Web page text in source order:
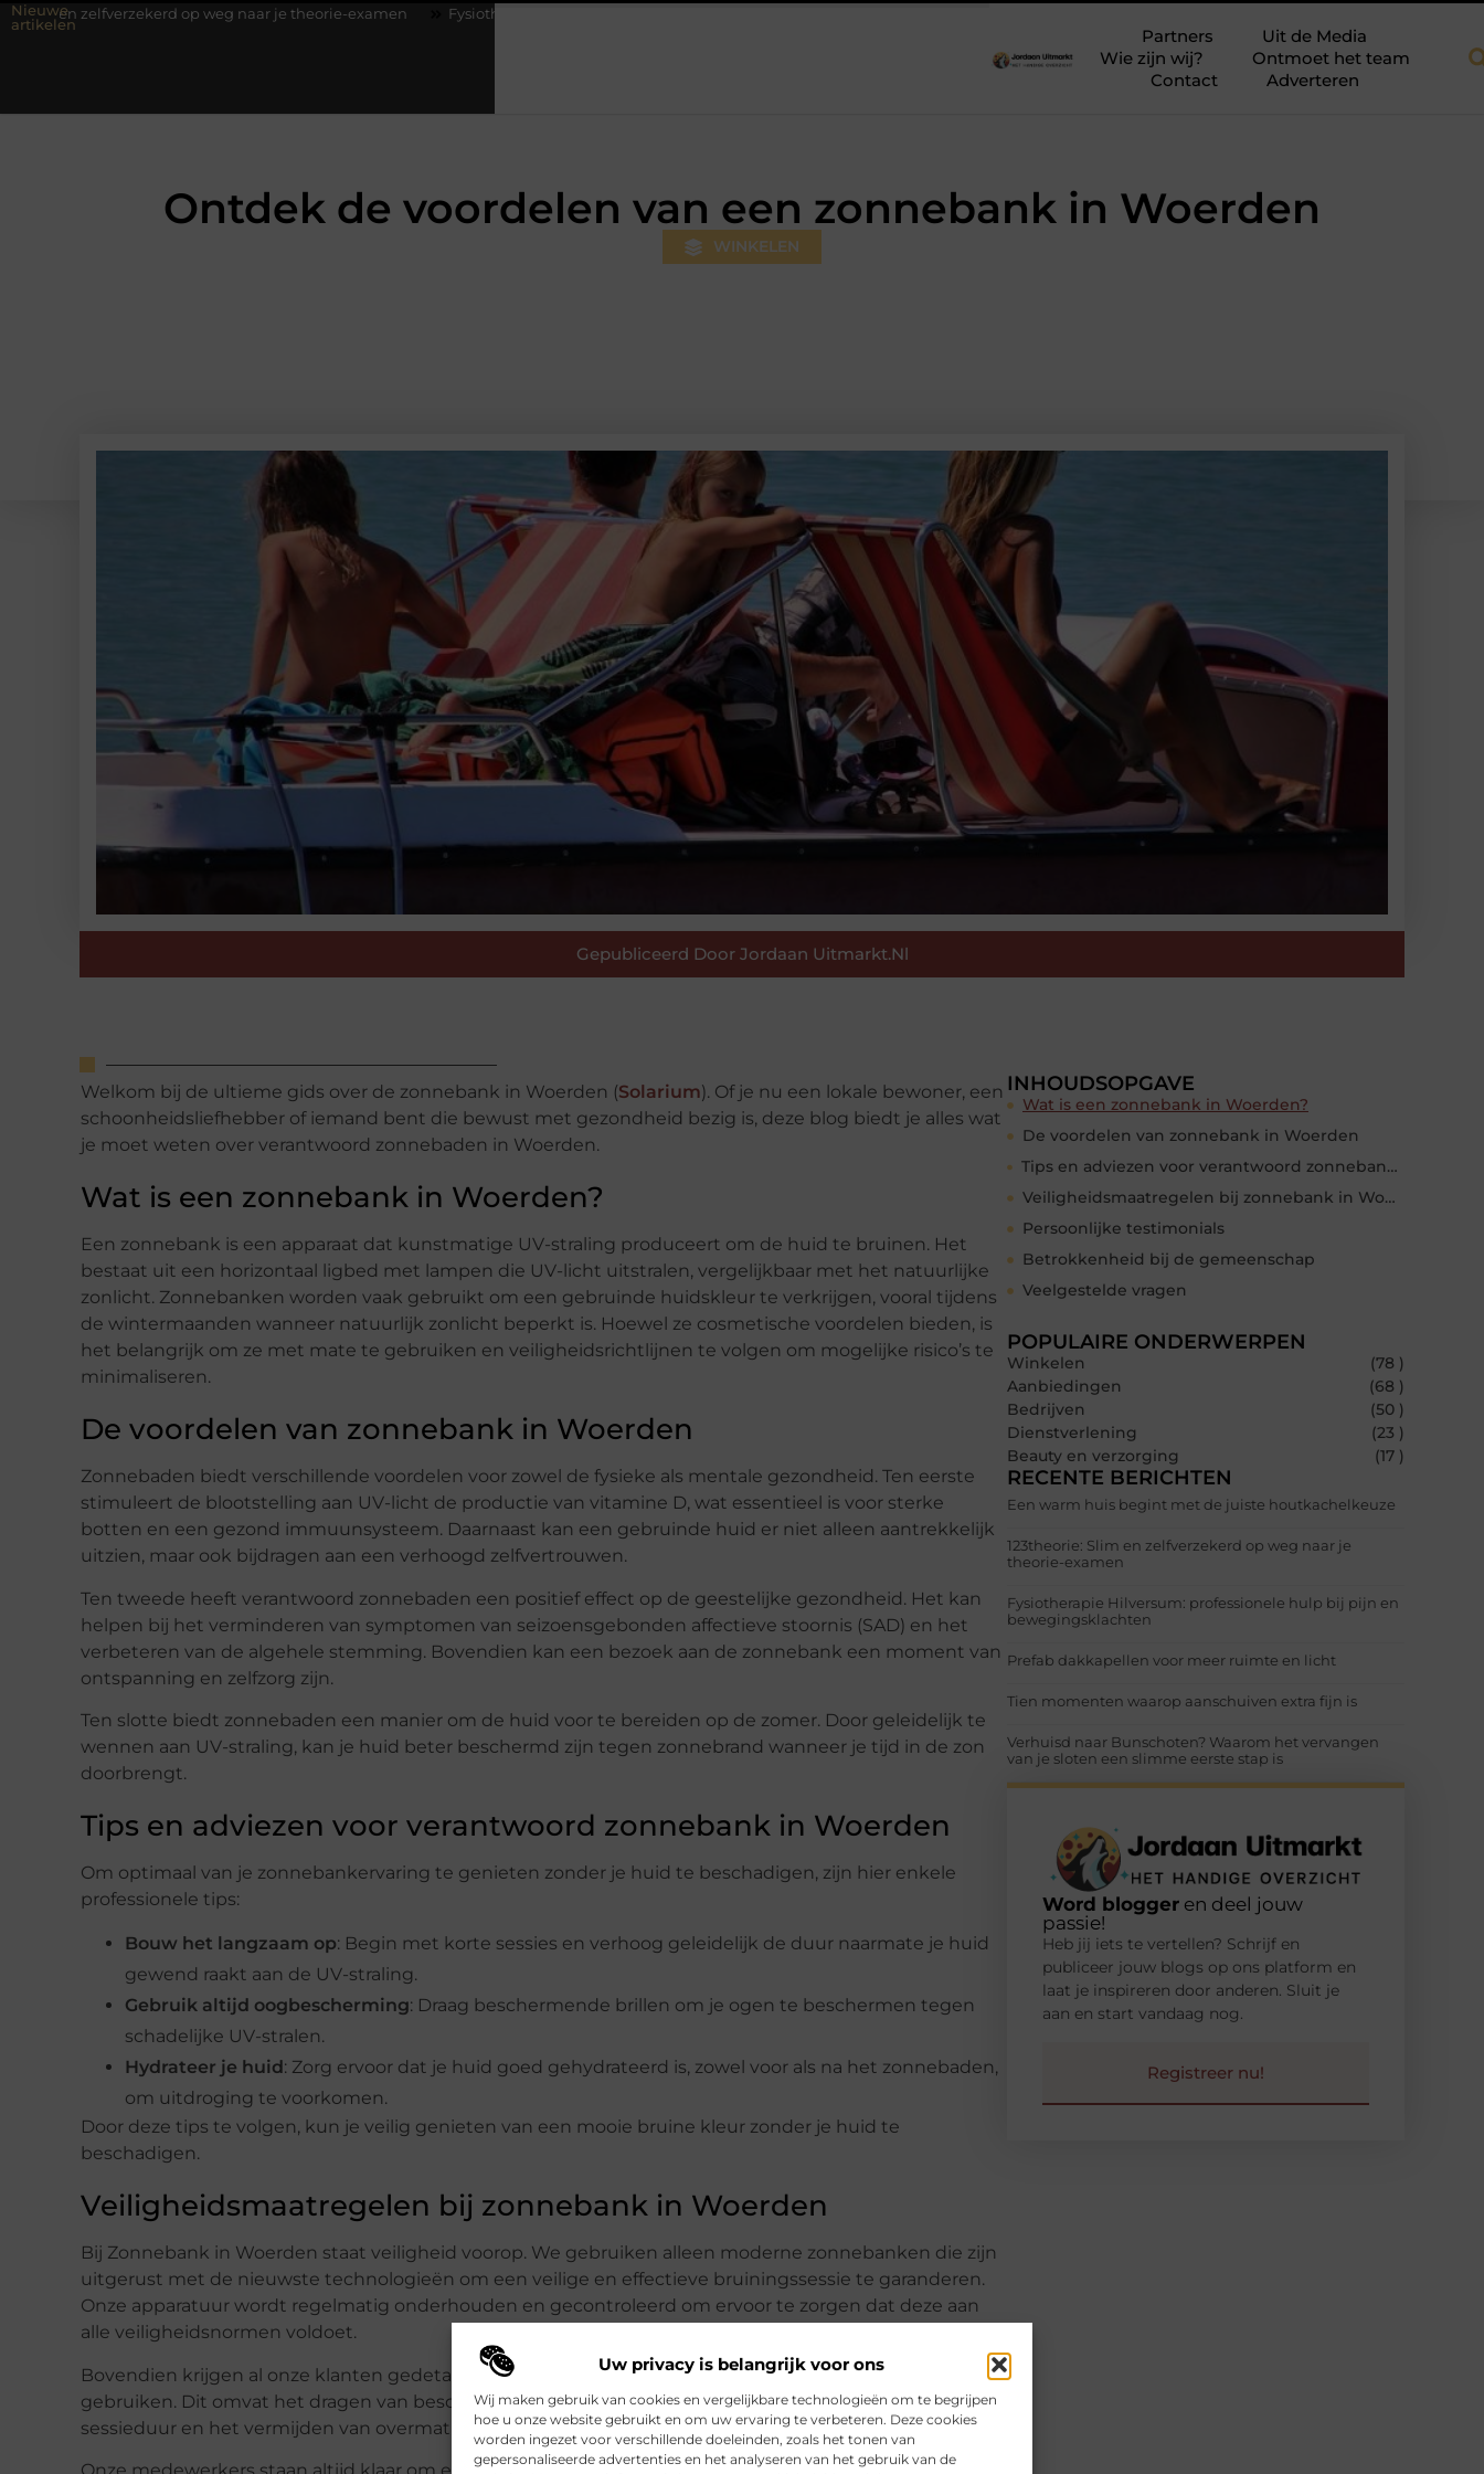
Uw privacy is belangrijk voor ons
Wij maken gebruik van cookies en vergelijkbare technologieën om te begrijpen
hoe u onze website gebruikt en om uw ervaring te verbeteren. Deze cookies
worden ingezet voor verschillende doeleinden, zoals het tonen van
gepersonaliseerde advertenties en het analyseren van het gebruik van de
Nieuwe
artikelen
op weg naar je theorie-examen Fysiotherapie Hilversum: professionele hulp bij pijn en bewegingsklachten
Partners
Uit de Media
Wie zijn wij?
Ontmoet het team
Contact
Adverteren
Ontdek de voordelen van een zonnebank in Woerden
WINKELEN
Gepubliceerd Door Jordaan Uitmarkt.nl
Welkom bij de ultieme gids over de zonnebank in Woerden (Solarium). Of je nu een lokale bewoner, een
schoonheidsliefhebber of iemand bent die bewust met gezondheid bezig is, deze blog biedt je alles wat
je moet weten over verantwoord zonnebaden in Woerden.
Wat is een zonnebank in Woerden?
Een zonnebank is een apparaat dat kunstmatige UV-straling produceert om de huid te bruinen. Het
bestaat uit een horizontaal ligbed met lampen die UV-licht uitstralen, vergelijkbaar met het natuurlijke
zonlicht. Zonnebanken worden vaak gebruikt om een gebruinde huidskleur te verkrijgen, vooral tijdens
de wintermaanden wanneer natuurlijk zonlicht beperkt is. Hoewel ze cosmetische voordelen bieden, is
het belangrijk om ze met mate te gebruiken en veiligheidsrichtlijnen te volgen om mogelijke risico’s te
minimaliseren.
De voordelen van zonnebank in Woerden
Zonnebaden biedt verschillende voordelen voor zowel de fysieke als mentale gezondheid. Ten eerste
stimuleert de blootstelling aan UV-licht de productie van vitamine D, wat essentieel is voor sterke
botten en een gezond immuunsysteem. Daarnaast kan een gebruinde huid er niet alleen aantrekkelijk
uitzien, maar ook bijdragen aan een verhoogd zelfvertrouwen.
Ten tweede heeft verantwoord zonnebaden een positief effect op de geestelijke gezondheid. Het kan
helpen bij het verminderen van symptomen van seizoensgebonden affectieve stoornis (SAD) en het
verbeteren van de algehele stemming. Bovendien kan een bezoek aan de zonnebank een moment van
ontspanning en zelfzorg zijn.
Ten slotte biedt zonnebaden een manier om de huid voor te bereiden op de zomer. Door geleidelijk te
wennen aan UV-straling, kan je huid beter beschermd zijn tegen zonnebrand wanneer je tijd in de zon
doorbrengt.
Tips en adviezen voor verantwoord zonnebank in Woerden
Om optimaal van je zonnebankervaring te genieten zonder je huid te beschadigen, zijn hier enkele
professionele tips:
Bouw het langzaam op: Begin met korte sessies en verhoog geleidelijk de duur naarmate je huid
gewend raakt aan de UV-straling.
Gebruik altijd oogbescherming: Draag beschermende brillen om je ogen te beschermen tegen
schadelijke UV-stralen.
Hydrateer je huid : Zorg ervoor dat je huid goed gehydrateerd is, zowel voor als na het zonnebaden,
om uitdroging te voorkomen.
Door deze tips te volgen, kun je veilig genieten van een mooie bruine kleur zonder je huid te
beschadigen.
Veiligheidsmaatregelen bij zonnebank in Woerden
Bij Zonnebank in Woerden staat veiligheid voorop. We gebruiken alleen moderne zonnebanken die zijn
uitgerust met de nieuwste technologieën om een veilige en effectieve bruiningssessie te garanderen.
Onze apparatuur wordt regelmatig onderhouden en gecontroleerd om ervoor te zorgen dat deze aan
alle veiligheidsnormen voldoet.
Bovendien krijgen al onze klanten gedetailleerde instructies over hoe ze de zonnebanken veilig kunnen
gebruiken. Dit omvat het dragen van beschermende oogkleding, het volgen van de aanbevolen
sessieduur en het vermijden van overmatig gebruik.
INHOUDSOPGAVE
Wat is een zonnebank in Woerden?
De voordelen van zonnebank in Woerden
Tips en adviezen voor verantwoord zonnebank in Woerden
Veiligheidsmaatregelen bij zonnebank in Woerden
Persoonlijke testimonials
Betrokkenheid bij de gemeenschap
Veelgestelde vragen
POPULAIRE ONDERWERPEN
Winkelen
(78 )
Aanbiedingen
(68 )
Bedrijven
(50 )
Dienstverlening
(23 )
Beauty en verzorging
(17 )
RECENTE BERICHTEN
Een warm huis begint met de juiste houtkachelkeuze
123theorie: Slim en zelfverzekerd op weg naar je
theorie-examen
Fysiotherapie Hilversum: professionele hulp bij pijn en
bewegingsklachten
Prefab dakkapellen voor meer ruimte en licht
Tien momenten waarop aanschuiven extra fijn is
Verhuisd naar Bunschoten? Waarom het vervangen
van je sloten een slimme eerste stap is
Word blogger en deel jouw
passie!
Heb jij iets te vertellen? Schrijf en
publiceer jouw blogs op ons platform en
laat je inspireren door anderen. Sluit je
aan en start vandaag nog.
Registreer nu!